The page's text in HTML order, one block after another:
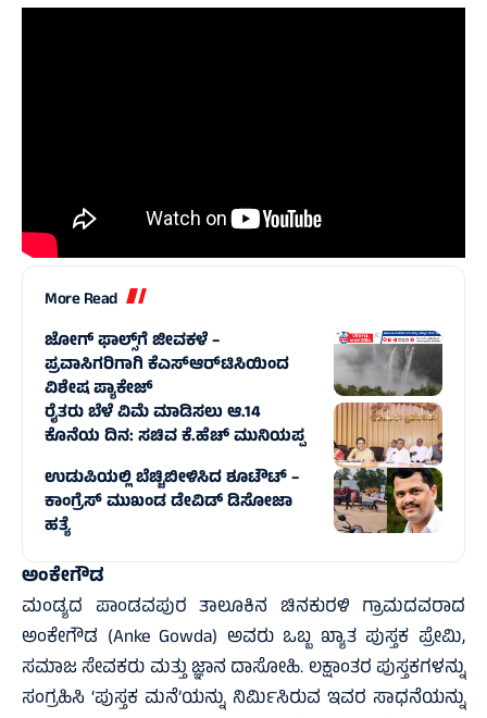
More Read
ಜೋಗ್‌ ಫಾಲ್ಸ್‌ಗೆ ಜೀವಕಳೆ –
ಪ್ರವಾಸಿಗರಿಗಾಗಿ ಕೆಎಸ್ಆರ್‌ಟಿಸಿಯಿಂದ
ವಿಶೇಷ ಪ್ಯಾಕೇಜ್
ರೈತರು ಬೆಳೆ ವಿಮೆ ಮಾಡಿಸಲು ಆ.14
ಕೊನೆಯ ದಿನ: ಸಚಿವ ಕೆ.ಹೆಚ್ ಮುನಿಯಪ್ಪ
ಉಡುಪಿಯಲ್ಲಿ ಬೆಚ್ಚಿಬೀಳಿಸಿದ ಶೂಟೌಟ್ –
ಕಾಂಗ್ರೆಸ್ ಮುಖಂಡ ಡೇವಿಡ್ ಡಿಸೋಜಾ
ಹತ್ಯೆ
ಅಂಕೇಗೌಡ
ಮಂಡ್ಯದ ಪಾಂಡವಪುರ ತಾಲೂಕಿನ ಚಿನಕುರಳಿ ಗ್ರಾಮದವರಾದ
ಅಂಕೇಗೌಡ (Anke Gowda) ಅವರು ಒಬ್ಬ ಖ್ಯಾತ ಪುಸ್ತಕ ಪ್ರೇಮಿ,
ಸಮಾಜ ಸೇವಕರು ಮತ್ತು ಜ್ಞಾನ ದಾಸೋಹಿ. ಲಕ್ಷಾಂತರ ಪುಸ್ತಕಗಳನ್ನು
ಸಂಗ್ರಹಿಸಿ ‘ಪುಸ್ತಕ ಮನೆ’ಯನ್ನು ನಿರ್ಮಿಸಿರುವ ಇವರ ಸಾಧನೆಯನ್ನು